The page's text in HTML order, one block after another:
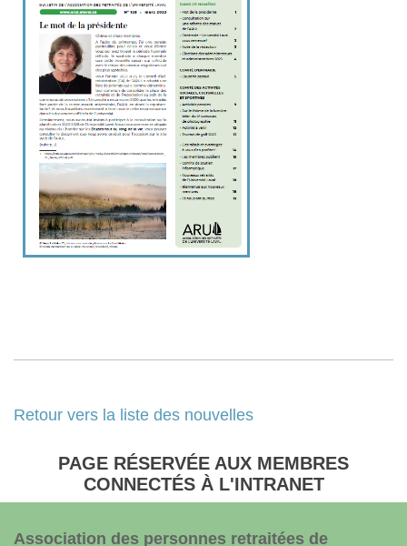
Retour vers la liste des nouvelles
PAGE RÉSERVÉE AUX MEMBRES
CONNECTÉS À L'INTRANET
Association des personnes retraitées de